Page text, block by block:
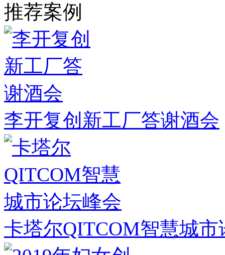
推荐案例
李开复创新工厂答谢酒会
卡塔尔QITCOM智慧城市